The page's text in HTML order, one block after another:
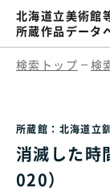
北海道立美術館
所蔵作品データ
検索トップ 検
所蔵館：北海道立
消滅した
020）